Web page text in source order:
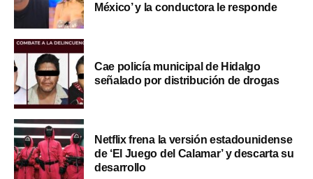
México’ y la conductora le responde
Cae policía municipal de Hidalgo
señalado por distribución de drogas
Netflix frena la versión estadounidense
de ‘El Juego del Calamar’ y descarta su
desarrollo